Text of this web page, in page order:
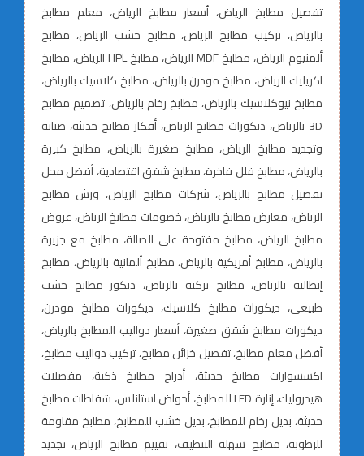
تفصيل مطابخ الرياض، أسعار مطابخ الرياض، معلم مطابخ
بالرياض، تركيب مطابخ الرياض، مطابخ خشب الرياض، مطابخ
ألمنيوم الرياض، مطابخ MDF الرياض، مطابخ HPL الرياض، مطابخ
اكريليك الرياض، مطابخ مودرن بالرياض، مطابخ كلاسيك بالرياض،
مطابخ نيوكلاسيك بالرياض، مطابخ رخام بالرياض، تصميم مطابخ
3D بالرياض، ديكورات مطابخ الرياض، أفكار مطابخ حديثة، صيانة
وتجديد مطابخ الرياض، مطابخ صغيرة بالرياض، مطابخ كبيرة
بالرياض، مطابخ فلل فاخرة، مطابخ شقق اقتصادية، أفضل محل
تفصيل مطابخ بالرياض، شركات مطابخ الرياض، ورش مطابخ
الرياض، معارض مطابخ بالرياض، خصومات مطابخ الرياض، عروض
مطابخ الرياض، مطابخ مفتوحة على الصالة، مطابخ مع جزيرة
بالرياض، مطابخ أمريكية بالرياض، مطابخ ألمانية بالرياض، مطابخ
إيطالية بالرياض، مطابخ تركية بالرياض، ديكور مطابخ خشب
طبيعي، ديكورات مطابخ كلاسيك، ديكورات مطابخ مودرن،
ديكورات مطابخ شقق صغيرة، أسعار دواليب المطابخ بالرياض،
أفضل معلم مطابخ، تفصيل خزائن مطابخ، تركيب دواليب مطابخ،
اكسسوارات مطابخ حديثة، أدراج مطابخ ذكية، مفصلات
هيدروليك، إنارة LED للمطابخ، أحواض استانلس، شفاطات مطابخ
حديثة، بديل رخام للمطابخ، بديل خشب للمطابخ، مطابخ مقاومة
للرطوبة، مطابخ سهلة التنظيف، تقييم مطابخ الرياض، تجديد